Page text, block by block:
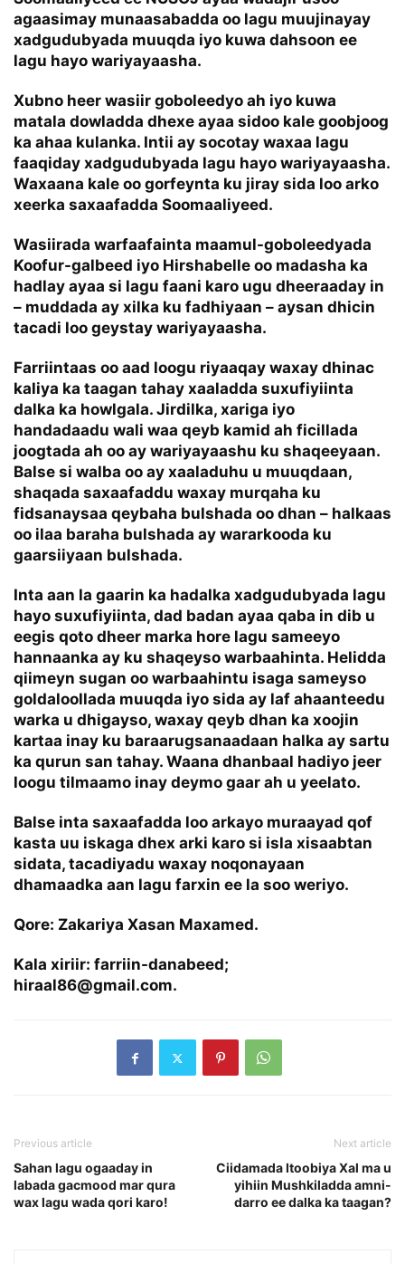
agaasimay munaasabadda oo lagu muujinayay
xadgudubyada muuqda iyo kuwa dahsoon ee
lagu hayo wariyayaasha.
Xubno heer wasiir goboleedyo ah iyo kuwa
matala dowladda dhexe ayaa sidoo kale goobjoog
ka ahaa kulanka. Intii ay socotay waxaa lagu
faaqiday xadgudubyada lagu hayo wariyayaasha.
Waxaana kale oo gorfeynta ku jiray sida loo arko
xeerka saxaafadda Soomaaliyeed.
Wasiirada warfaafainta maamul-goboleedyada
Koofur-galbeed iyo Hirshabelle oo madasha ka
hadlay ayaa si lagu faani karo ugu dheeraaday in
– muddada ay xilka ku fadhiyaan – aysan dhicin
tacadi loo geystay wariyayaasha.
Farriintaas oo aad loogu riyaaqay waxay dhinac
kaliya ka taagan tahay xaaladda suxufiyiinta
dalka ka howlgala. Jirdilka, xariga iyo
handadaadu wali waa qeyb kamid ah ficillada
joogtada ah oo ay wariyayaashu ku shaqeeyaan.
Balse si walba oo ay xaaladuhu u muuqdaan,
shaqada saxaafaddu waxay murqaha ku
fidsanaysaa qeybaha bulshada oo dhan – halkaas
oo ilaa baraha bulshada ay wararkooda ku
gaarsiiyaan bulshada.
Inta aan la gaarin ka hadalka xadgudubyada lagu
hayo suxufiyiinta, dad badan ayaa qaba in dib u
eegis qoto dheer marka hore lagu sameeyo
hannaanka ay ku shaqeyso warbaahinta. Helidda
qiimeyn sugan oo warbaahintu isaga sameyso
goldaloollada muuqda iyo sida ay laf ahaanteedu
warka u dhigayso, waxay qeyb dhan ka xoojin
kartaa inay ku baraarugsanaadaan halka ay sartu
ka qurun san tahay. Waana dhanbaal hadiyo jeer
loogu tilmaamo inay deymo gaar ah u yeelato.
Balse inta saxaafadda loo arkayo muraayad qof
kasta uu iskaga dhex arki karo si isla xisaabtan
sidata, tacadiyadu waxay noqonayaan
dhamaadka aan lagu farxin ee la soo weriyo.
Qore: Zakariya Xasan Maxamed.
Kala xiriir: farriin-danabeed;
hiraal86@gmail.com.
Previous article
Sahan lagu ogaaday in
labada gacmood mar qura
wax lagu wada qori karo!
Next article
Ciidamada Itoobiya Xal ma u
yihiin Mushkiladda amni-
darro ee dalka ka taagan?